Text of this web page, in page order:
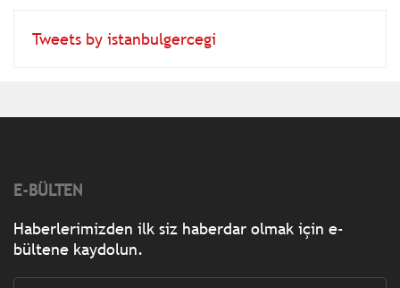
Tweets by istanbulgercegi
E-BÜLTEN
Haberlerimizden ilk siz haberdar olmak için e-
bültene kaydolun.